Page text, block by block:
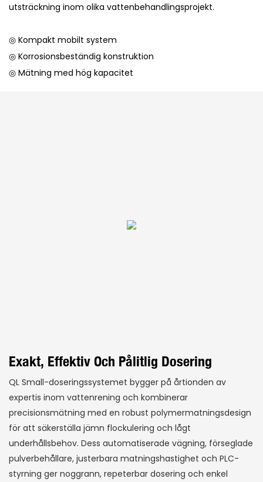
utsträckning inom olika vattenbehandlingsprojekt.
◎ Kompakt mobilt system
◎ Korrosionsbeständig konstruktion
◎ Mätning med hög kapacitet
Exakt, Effektiv Och Pålitlig Dosering
QL Small-doseringssystemet bygger på årtionden av
expertis inom vattenrening och kombinerar
precisionsmätning med en robust polymermatningsdesign
för att säkerställa jämn flockulering och lågt
underhållsbehov. Dess automatiserade vägning, förseglade
pulverbehållare, justerbara matningshastighet och PLC-
styrning ger noggrann, repeterbar dosering och enkel